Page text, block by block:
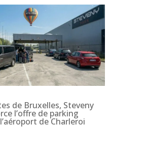
de Bruxelles, Steveny
l’offre de parking
de Charleroi